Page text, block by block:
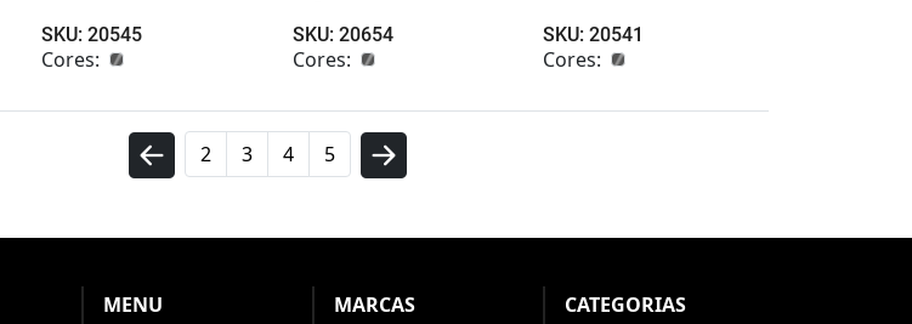
SKU: 20545
Cores:
SKU: 20654
Cores:
SKU: 20541
Cores:
2 3 4 5
MENU MARCAS CATEGORIAS